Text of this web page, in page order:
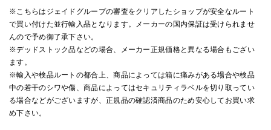
※こちらはジェイドグループの審査をクリアしたショップが安全なルート
で買い付けた並行輸入品となります。メーカーの国内保証は受けられませ
んので予め御了承下さい。
※デッドストック品などの場合、メーカー正規価格と異なる場合もござい
ます。
※輸入や検品ルートの都合上、商品によっては箱に痛みがある場合や検品
中の若干のシワや傷、商品によってはセキュリティラベルを切り取ってい
る場合などがございますが、正規品の確認済商品のため安心してお買い求
め下さい。